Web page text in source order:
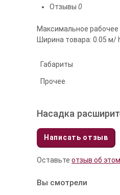
Отзывы 0
Максимальное рабочее
Ширина товара: 0.05
Габариты
Прочее
Насадка
Написать отзыв
Оставьте отзыв об
Вы смотрели